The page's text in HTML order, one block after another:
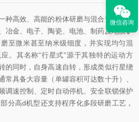
种高效、高能的粉体研磨与混合设备，广
冶金、电子、陶瓷、电池、制药及地质矿
至微米甚至纳米级细度，并实现均匀混
。其名称“行星式”源于其独特的运动方
的同时，自身高速自转，形成类似行星绕
常具备大容量（单罐容积可达数十升）、
调速控制、定时自动停机、安全联锁保护
分高d机型还支持程序化多段研磨工艺，
微信咨询